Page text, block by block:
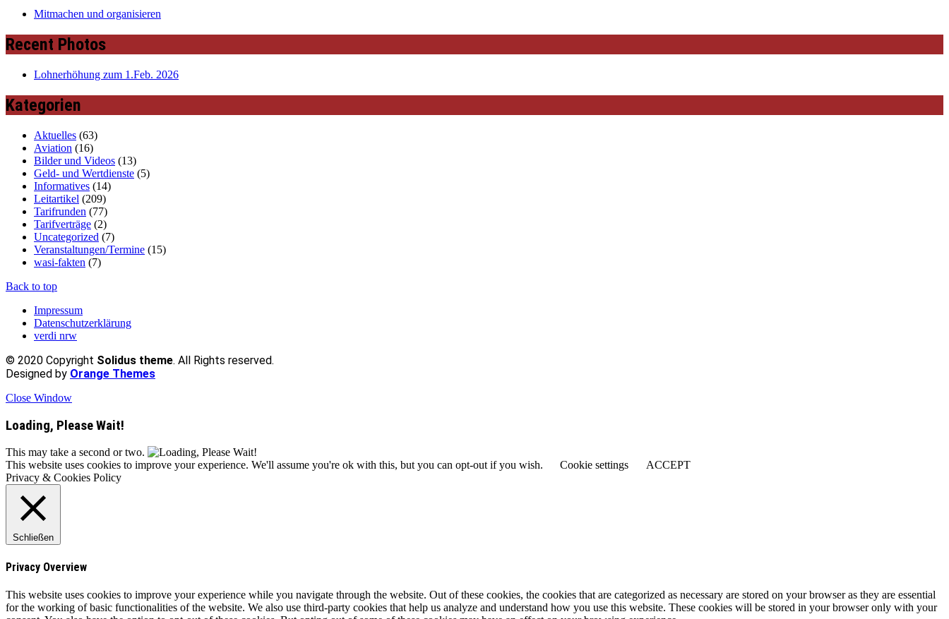
Mitmachen und organisieren
Recent Photos
Lohnerhöhung zum 1.Feb. 2026
Kategorien
Aktuelles (63)
Aviation (16)
Bilder und Videos (13)
Geld- und Wertdienste (5)
Informatives (14)
Leitartikel (209)
Tarifrunden (77)
Tarifverträge (2)
Uncategorized (7)
Veranstaltungen/Termine (15)
wasi-fakten (7)
Back to top
Impressum
Datenschutzerklärung
verdi nrw
© 2020 Copyright Solidus theme. All Rights reserved.
Designed by Orange Themes
Close Window
Loading, Please Wait!
This may take a second or two.
This website uses cookies to improve your experience. We'll assume you're ok with this, but you can opt-out if you wish.
Cookie settings
ACCEPT
Privacy & Cookies Policy
Schließen
Privacy Overview
This website uses cookies to improve your experience while you navigate through the website. Out of these cookies, the cookies that are categorized as necessary are stored on your browser as they are essential
for the working of basic functionalities of the website. We also use third-party cookies that help us analyze and understand how you use this website. These cookies will be stored in your browser only with your